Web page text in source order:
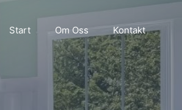
Start Om Oss Kontakt